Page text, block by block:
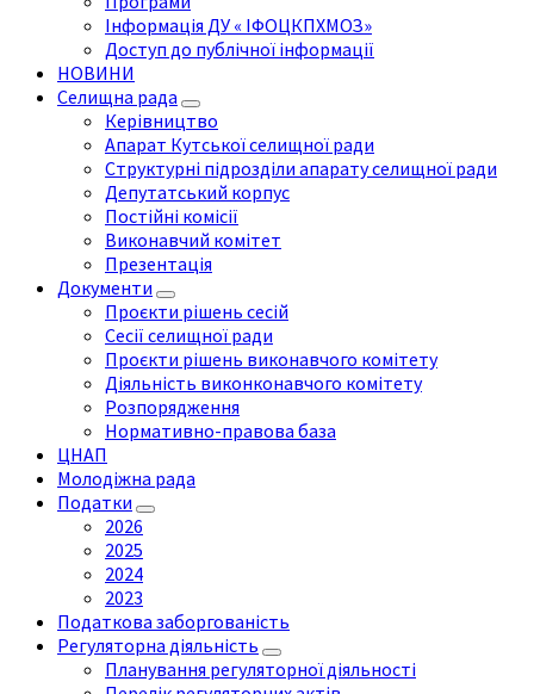
Інформація ДУ « ІФОЦКПХМОЗ»
Доступ до публічної інформації
НОВИНИ
Селищна рада
Керівництво
Апарат Кутської селищної ради
Структурні підрозділи апарату селищної ради
Депутатський корпус
Постійні комісії
Виконавчий комітет
Презентація
Документи
Проєкти рішень сесій
Сесії селищної ради
Проєкти рішень виконавчого комітету
Діяльність виконконавчого комітету
Розпорядження
Нормативно-правова база
ЦНАП
Молодіжна рада
Податки
2026
2025
2024
2023
Податкова заборгованість
Регуляторна діяльність
Планування регуляторної діяльності